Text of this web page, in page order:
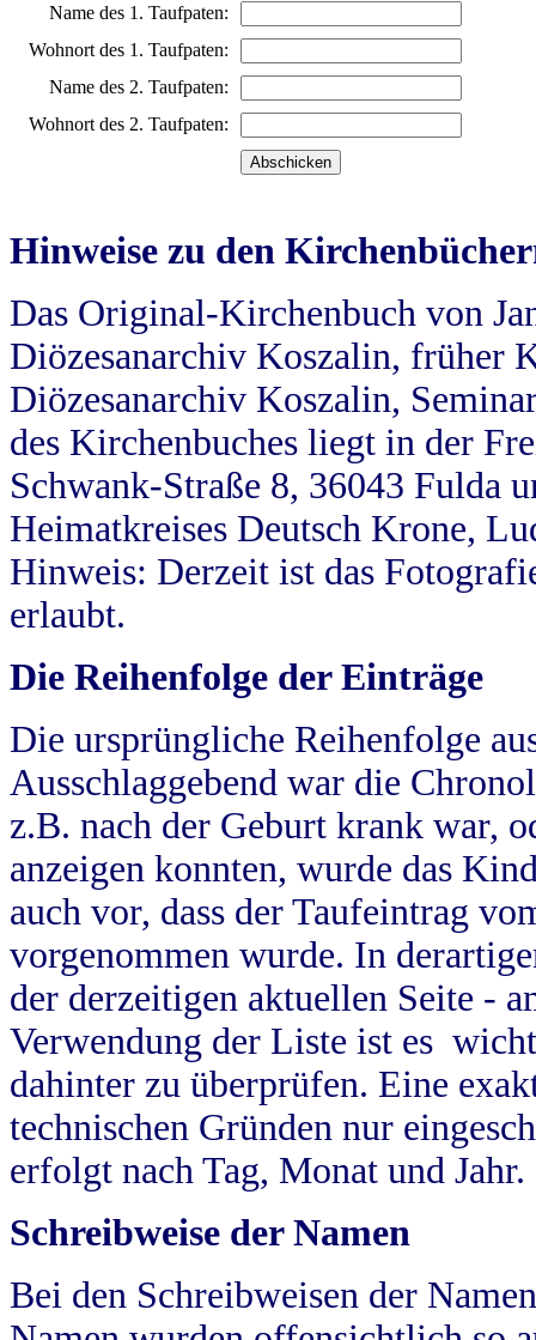
Name des 1. Taufpaten:
Wohnort des 1. Taufpaten:
Name des 2. Taufpaten:
Wohnort des 2. Taufpaten:
Hinweise zu den
Das Original-Kirchenbuch von
Diözesanarchiv Koszalin, früher
Diözesanarchiv Koszalin,
des Kirchenbuches liegt in der
Schwank-Straße 8, 36043 Fulda
Heimatkreises Deutsch Krone,
Hinweis: Derzeit ist das
erlaubt.
Die Reihenfolge der Einträge
Die ursprüngliche Reihenfolge
Ausschlaggebend war die
z.B. nach der Geburt krank war,
anzeigen konnten, wurde das
auch vor, dass der Taufeintrag
vorgenommen wurde. In
der derzeitigen aktuellen Seite -
Verwendung der Liste ist es
dahinter zu überprüfen. Eine
technischen Gründen nur
erfolgt nach Tag, Monat und Jahr.
Schreibweise der Namen
Bei den Schreibweisen der